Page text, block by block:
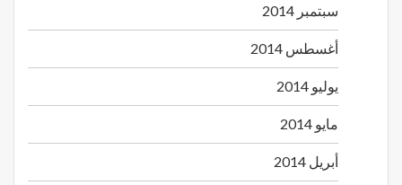
سبتمبر 2014
أغسطس 2014
يوليو 2014
مايو 2014
أبريل 2014